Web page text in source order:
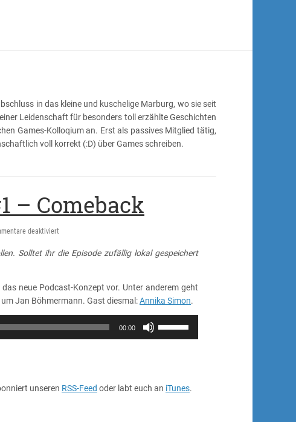
in das kleine und kuschelige Marburg, wo sie seit
Leidenschaft für besonders toll erzählte Geschichten
Games-Kolloqium an. Erst als passives Mitglied tätig,
voll korrekt (:D) über Games schreiben.
– Comeback
deaktiviert
Podcast
Comeback
Solltet ihr die Episode zufällig lokal gespeichert
das neue Podcast-Konzept vor. Unter anderem geht
Jan Böhmermann. Gast diesmal:Annika Simon.
00:00
Lautstärke
unseren RSS-Feed oder labt euch an iTunes.